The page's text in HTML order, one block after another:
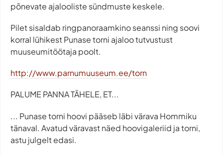
põnevate ajalooliste sündmuste keskele.
Pilet sisaldab ringpanoraamkino seanssi ning soovi
korral lühikest Punase torni ajaloo tutvustust
muuseumitöötaja poolt.
http://www.parnumuuseum.ee/torn
PALUME PANNA TÄHELE, ET...
... Punase torni hoovi pääseb läbi värava Hommiku
tänaval. Avatud väravast näed hoovigaleriid ja torni,
astu julgelt edasi.